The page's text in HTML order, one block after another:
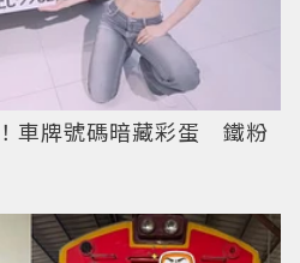
車牌號碼暗藏彩蛋 鐵粉